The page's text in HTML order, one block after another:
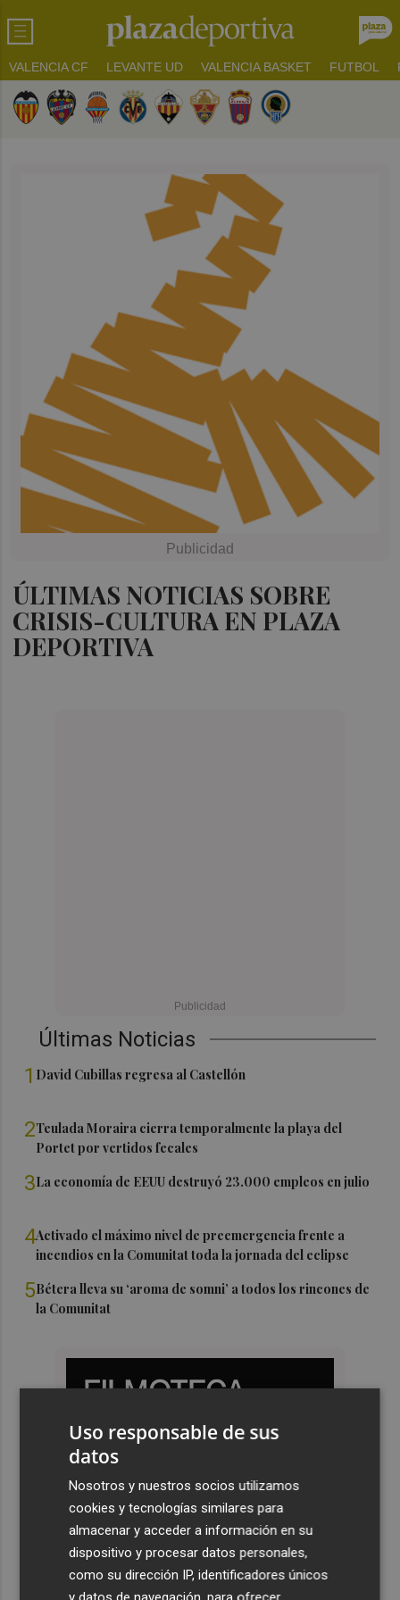
VALENCIA CF LEVANTE UD VALENCIA BASKET FUTBOL
ÚLTIMAS NOTICIAS SOBRE
CRISIS-CULTURA EN PLAZA
DEPORTIVA
Últimas Noticias
1 David Cubillas regresa al Castellón
2Teulada Moraira cierra temporalmente la playa del
Portet por vertidos fecales
3La economía de EEUU destruyó 23.000 empleos en julio
4Activado el máximo nivel de preemergencia frente a
incendios en la Comunitat toda la jornada del eclipse
5Bétera lleva su ‘aroma de somni’ a todos los rincones de
la Comunitat
Uso responsable de sus
datos
Nosotros y nuestros socios utilizamos
cookies y tecnologías similares para
almacenar y acceder a información en su
dispositivo y procesar datos personales,
como su dirección IP, identificadores únicos